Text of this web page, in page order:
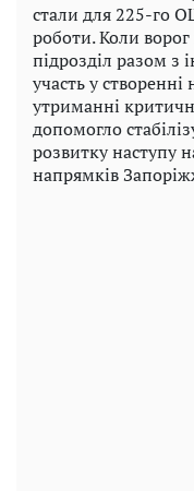
стали для 225-го
роботи. Коли
підрозділ разом
участь у
утриманні
допомогло
розвитку наступу
напрямків